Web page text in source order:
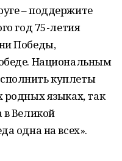
– поддержите
год 75-летия
Победы,
Национальным
куплеты
родных языках, так
Великой
одна на всех».